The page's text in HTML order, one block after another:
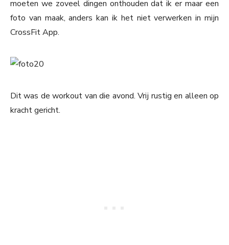
moeten we zoveel dingen onthouden dat ik er maar een
foto van maak, anders kan ik het niet verwerken in mijn
CrossFit App.
Dit was de workout van die avond. Vrij rustig en alleen op
kracht gericht.